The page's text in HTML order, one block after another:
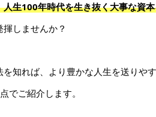
生100年時代を生き抜く大事な資
しませんか？
知れば、より豊かな人生を送りや
でご紹介します。